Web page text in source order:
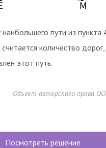
пути из пункта
количество дорог,
этот путь.
Объект авторского права
Посмотреть решение